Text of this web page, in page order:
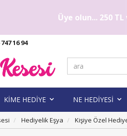
Üye olun... 250
16 94
KİME HEDİYE NE HEDİYESİ
Hediyelik Eşya Kişiye Özel